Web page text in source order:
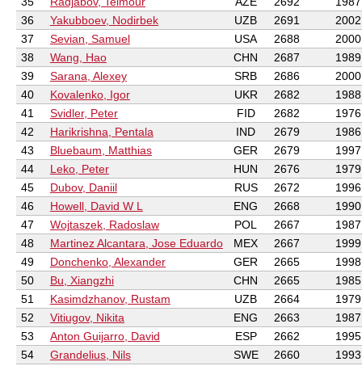
36
Yakubboev, Nodirbek UZB 2691
2002
37
Sevian, Samuel USA 2688
2000
38
Wang, Hao CHN 2687
1989
39
Sarana, Alexey SRB 2686
2000
40
Kovalenko, Igor UKR 2682
1988
41
Svidler, Peter FID 2682
1976
42
Harikrishna, Pentala IND 2679
1986
43
Bluebaum, Matthias GER 2679
1997
44
Leko, Peter HUN 2676
1979
45
Dubov, Daniil RUS 2672
1996
46
Howell, David W L ENG 2668
1990
47
Wojtaszek, Radoslaw POL 2667
1987
48
Martinez Alcantara, Jose Eduardo MEX 2667
1999
49
Donchenko, Alexander GER 2665
1998
50
Bu, Xiangzhi CHN 2665
1985
51
Kasimdzhanov, Rustam UZB 2664
1979
52
Vitiugov, Nikita ENG 2663
1987
53
Anton Guijarro, David ESP 2662
1995
54
Grandelius, Nils SWE 2660
1993